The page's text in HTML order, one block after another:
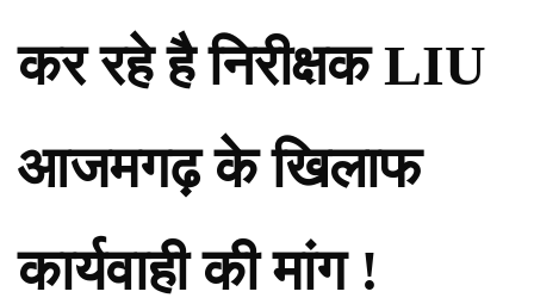
कर रहे है निरीक्षक LIU
आजमगढ़ के खिलाफ
कार्यवाही की मांग !